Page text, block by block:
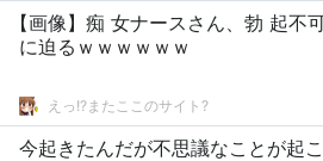
【画像】痴 女ナースさん、勃 起
に迫るｗｗｗｗｗｗ
えっ!?またここのサイト?
今起きたんだが不思議なことが起